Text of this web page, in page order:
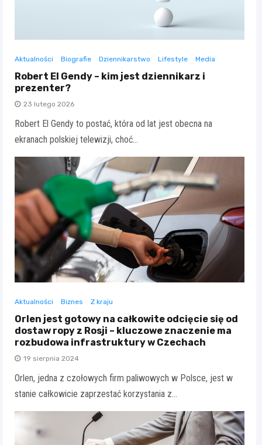
Aktualności Biografie Dziennikarstwo Lifestyle Media
Robert El Gendy – kim jest dziennikarz i
prezenter?
23 lutego 2026
Robert El Gendy to postać, która od lat jest obecna na
ekranach polskiej telewizji, choć…
Aktualności Biznes Z kraju
Orlen jest gotowy na całkowite odcięcie się od
dostaw ropy z Rosji – kluczowe znaczenie ma
rozbudowa infrastruktury w Czechach
19 sierpnia 2024
Orlen, jedna z czołowych firm paliwowych w Polsce, jest w
stanie całkowicie zaprzestać korzystania z…